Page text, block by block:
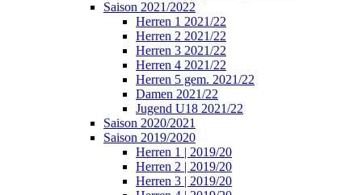
Saison 2021/2022
Herren 1 2021/22
Herren 2 2021/22
Herren 3 2021/22
Herren 4 2021/22
Herren 5 gem. 2021/22
Damen 2021/22
Jugend U18 2021/22
Saison 2020/2021
Saison 2019/2020
Herren 1 | 2019/20
Herren 2 | 2019/20
Herren 3 | 2019/20